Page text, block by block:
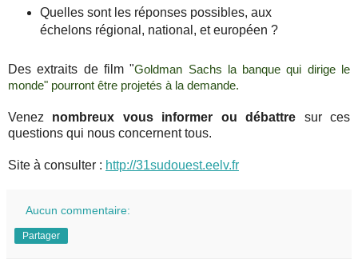
Quelles sont les réponses possibles, aux
échelons régional, national, et européen ?
Des extraits de film "Goldman Sachs la banque qui dirige le
monde" pourront être projetés à la demande.
Venez nombreux vous informer ou débattre sur ces
questions qui nous concernent tous.
Site à consulter : http://31sudouest.eelv.fr
Aucun commentaire:
Partager